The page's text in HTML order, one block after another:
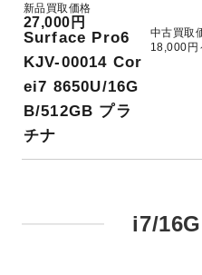
Surface Pro6
KJV-00014 Cor
ei7 8650U/16G
B/512GB プラ
チナ
新品買取価格
27,000円
中古買取
18,000円
i7/